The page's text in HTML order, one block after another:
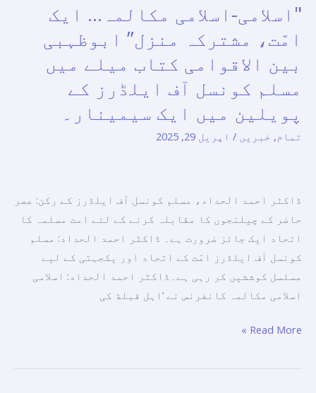
"اسلامی-اسلامی مکالمہ… ایک
امّت، مشترکہ منزل” ابوظہبی
بین الاقوامی کتاب میلے میں
مسلم کونسل آف ایلڈرز کے
پویلین میں ایک سیمینار۔
تمام, خبریں / اپریل 29, 2025
ڈاکٹر احمد الحداد، مسلم کونسل آف ایلڈرز کے رکن: عصر
حاضر کے چیلنجوں کا مقابلہ کرنے کے لئے امت مسلمہ کا
اتحاد ایک جائز ضرورت ہے۔ ڈاکٹر احمد الحداد: مسلم
کونسل آف ایلڈرز امّت کے اتحاد اور یکجہتی کے لیے
مسلسل کوششیں کر رہی ہے۔ڈاکٹر احمد الحداد: اسلامی
اسلامی مکالمہ کانفرنس نے ‘اہل قبلة کی
"اسلامی-
مکالمہ…
ایک
منزل”
ابوظہبی
کتاب
میلے
میں
مسلم
کونسل
آف
کے
میں
Read More »